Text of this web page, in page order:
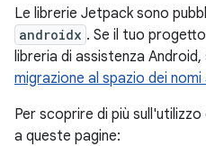
Le librerie Jetpack sono
androidx . Se il tuo
libreria di assistenza
migrazione al spazio dei
Per scoprire di più
a queste pagine: